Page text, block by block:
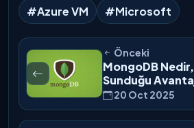
#Azure VM
#Microsoft
Önceki
MongoDB Nedir,
Sunduğu
20 Oct 2025